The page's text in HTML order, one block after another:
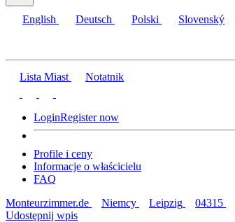
English Deutsch Polski Slovenský
Lista Miast Notatnik
LoginRegister now
Profile i ceny
Informacje o właścicielu
FAQ
Monteurzimmer.de
Niemcy Leipzig 04315
Udostępnij wpis